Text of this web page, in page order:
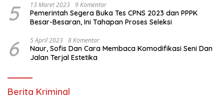
5 13 Maret 2023 9 Komentar
Pemerintah Segera Buka Tes CPNS 2023 dan PPPK
Besar-Besaran, Ini Tahapan Proses Seleksi
6 5 April 2023 8 Komentar
Naur, Sofis Dan Cara Membaca Komodifikasi Seni Dan
Jalan Terjal Estetika
Berita Kriminal